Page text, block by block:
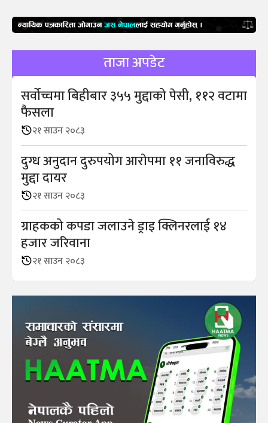
ताजा अपडेट
सर्वोच्चमा बिहीबार ३५५ मुद्दाको पेसी, ११२ वटामा
फैसला
२१ साउन २०८३
दुग्ध अनुदान दुरुपयोग आराेपमा ११ जनाविरुद्ध
मुद्दा दायर
२१ साउन २०८३
ग्राहकको कपडा जलाउने ड्राइ क्लिनरलाई १४
हजार जरिवाना
२१ साउन २०८३